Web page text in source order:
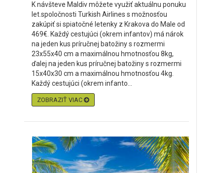
K návšteve Maldiv môžete využiť aktuálnu ponuku
let.spoločnosti Turkish Airlines s možnosťou
zakúpiť si spiatočné letenky z Krakova do Male od
469€. Každý cestujúci (okrem infantov) má nárok
na jeden kus príručnej batožiny s rozmermi
23x55x40 cm a maximálnou hmotnosťou 8kg,
ďalej na jeden kus príručnej batožiny s rozmermi
15x40x30 cm a maximálnou hmotnosťou 4kg.
Každý cestujúci (okrem infanto...
ZOBRAZIŤ VIAC